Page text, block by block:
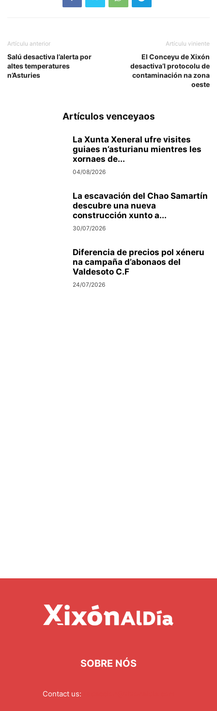
Artículu anterior
Salú desactiva l’alerta por
altes temperatures
n’Asturies
Artículu viniente
El Conceyu de Xixón
desactiva’l protocolu de
contaminación na zona
oeste
Artículos venceyaos
La Xunta Xeneral ufre visites
guiaes n’asturianu mientres les
xornaes de...
04/08/2026
La escavación del Chao Samartín
descubre una nueva
construcción xunto a...
30/07/2026
Diferencia de precios pol xéneru
na campaña d’abonaos del
Valdesoto C.F
24/07/2026
SOBRE NÓS
Contact us: